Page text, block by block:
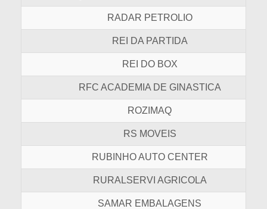
RADAR PETROLIO
REI DA PARTIDA
REI DO BOX
RFC ACADEMIA DE GINASTICA
ROZIMAQ
RS MOVEIS
RUBINHO AUTO CENTER
RURALSERVI AGRICOLA
SAMAR EMBALAGENS